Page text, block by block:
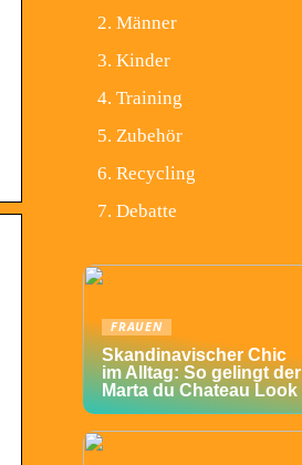
Männer
Kinder
Training
Zubehör
Recycling
Debatte
FRAUEN
Skandinavischer Chic
im Alltag: So gelingt der
Marta du Chateau Look